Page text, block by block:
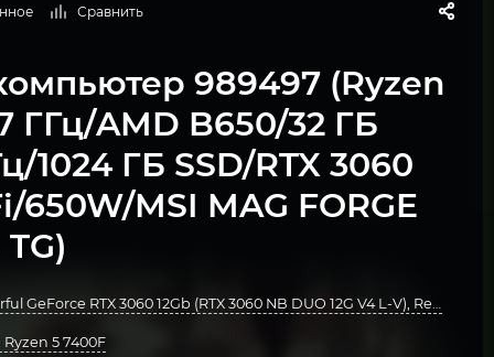
Сравнить
989497 (Ryzen
ГГц/AMD B650/32 ГБ
1024 ГБ SSD/RTX 3060
650W/MSI MAG FORGE
TG)
GeForce RTX 3060 12Gb (RTX 3060 NB DUO 12G V4 L-V), Retail
5 7400F